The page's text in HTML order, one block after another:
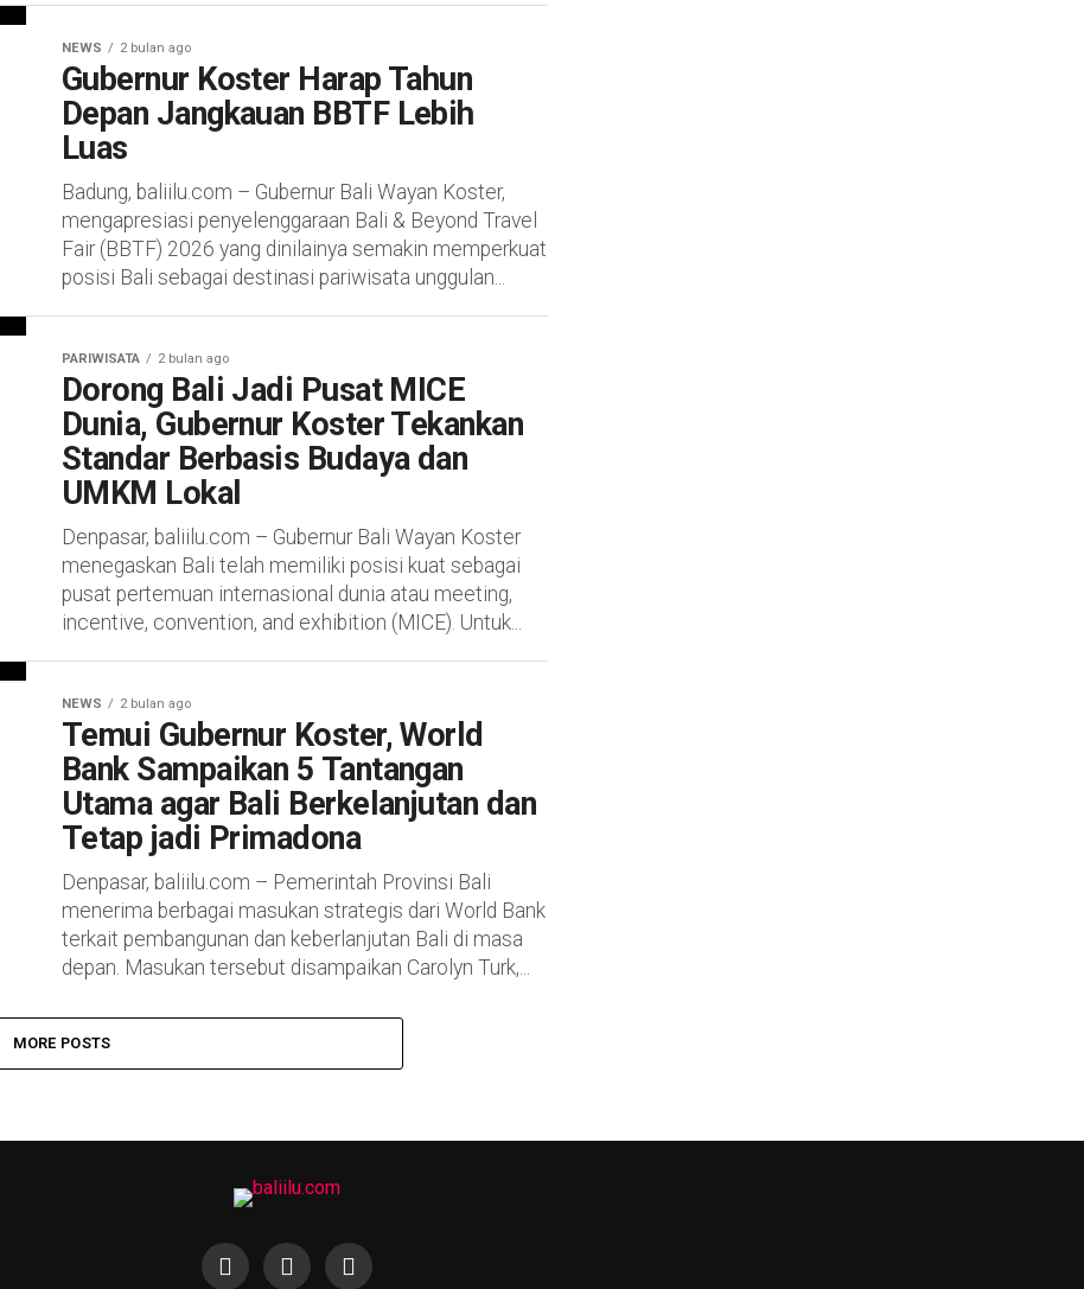
NEWS 2 bulan ago
Gubernur Koster Harap Tahun
Depan Jangkauan BBTF Lebih
Luas
Badung, baliilu.com – Gubernur Bali Wayan Koster,
mengapresiasi penyelenggaraan Bali & Beyond Travel
Fair (BBTF) 2026 yang dinilainya semakin memperkuat
posisi Bali sebagai destinasi pariwisata unggulan...
PARIWISATA 2 bulan ago
Dorong Bali Jadi Pusat MICE
Dunia, Gubernur Koster Tekankan
Standar Berbasis Budaya dan
UMKM Lokal
Denpasar, baliilu.com – Gubernur Bali Wayan Koster
menegaskan Bali telah memiliki posisi kuat sebagai
pusat pertemuan internasional dunia atau meeting,
incentive, convention, and exhibition (MICE). Untuk...
NEWS 2 bulan ago
Temui Gubernur Koster, World
Bank Sampaikan 5 Tantangan
Utama agar Bali Berkelanjutan dan
Tetap jadi Primadona
Denpasar, baliilu.com – Pemerintah Provinsi Bali
menerima berbagai masukan strategis dari World Bank
terkait pembangunan dan keberlanjutan Bali di masa
depan. Masukan tersebut disampaikan Carolyn Turk,...
MORE POSTS